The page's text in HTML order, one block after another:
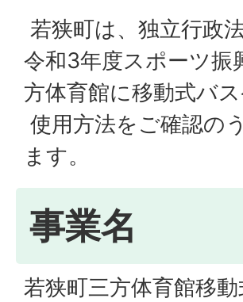
若狭町は、独立行政
令和3年度スポーツ
方体育館に移動式バ
使用方法をご確認の
ます。
事業名
若狭町三方体育館移